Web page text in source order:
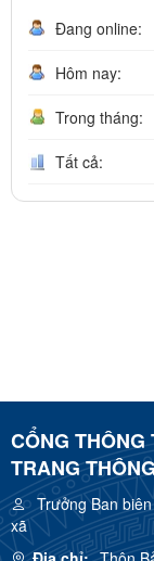
Đang online:
Hôm nay:
Trong tháng:
Tất cả:
CỔNG
TRANG
Trưởng Ban
xã